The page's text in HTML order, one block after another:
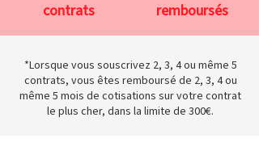
contrats
remboursés
*Lorsque vous souscrivez 2, 3, 4 ou même 5
contrats, vous êtes remboursé de 2, 3, 4 ou
même 5 mois de cotisations sur votre contrat
le plus cher, dans la limite de 300€.